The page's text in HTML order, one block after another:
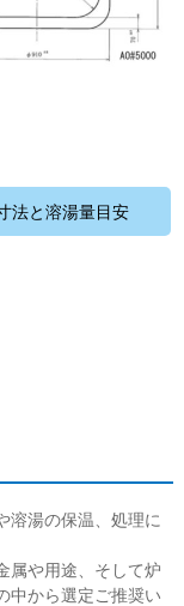
と溶湯量目安
溶湯の保温、処理に
属や用途、そして炉
中から選定ご推奨い